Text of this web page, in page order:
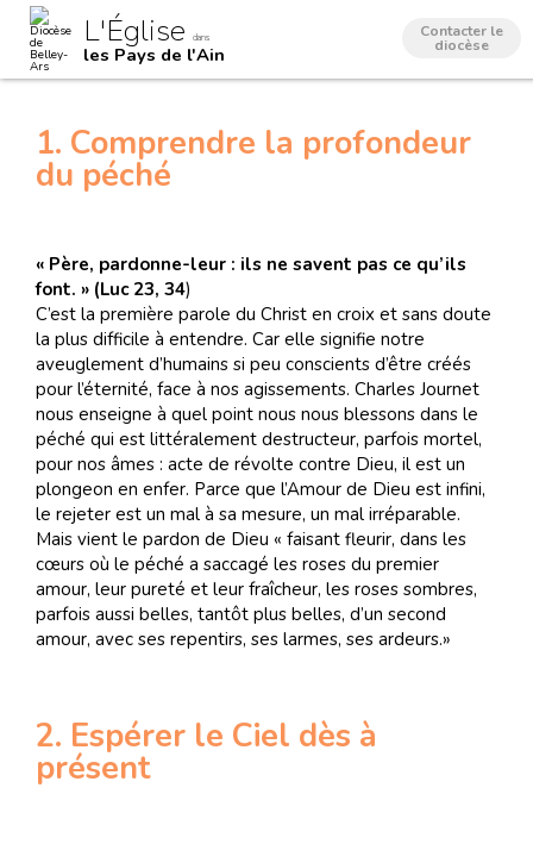
contenu.
Outils
personnels
L'Église dans
les Pays de l'Ain
Contacter le
diocèse
1. Comprendre la profondeur
du péché
« Père, pardonne-leur : ils ne savent pas ce qu’ils
font. » (Luc 23, 34)
C’est la première parole du Christ en croix et sans doute
la plus difficile à entendre. Car elle signifie notre
aveuglement d’humains si peu conscients d’être créés
pour l’éternité, face à nos agissements. Charles Journet
nous enseigne à quel point nous nous blessons dans le
péché qui est littéralement destructeur, parfois mortel,
pour nos âmes : acte de révolte contre Dieu, il est un
plongeon en enfer. Parce que l’Amour de Dieu est infini,
le rejeter est un mal à sa mesure, un mal irréparable.
Mais vient le pardon de Dieu « faisant fleurir, dans les
cœurs où le péché a saccagé les roses du premier
amour, leur pureté et leur fraîcheur, les roses sombres,
parfois aussi belles, tantôt plus belles, d’un second
amour, avec ses repentirs, ses larmes, ses ardeurs.»
2. Espérer le Ciel dès à
présent